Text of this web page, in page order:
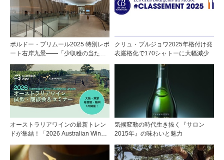
ボルドー・プリムール2025 特別レポ
ート右岸九景――「少収穫の当たり
ンテミリオン 有力9シャトー訪問記
クリュ・ブルジョワ2025年格付け発
表厳格化で170シャトーに大幅減少
オーストラリアワインの最新トレン
ドが集結！「2026 Australian Wine
で開催
気候変動の時代生き抜く『サロン
2015年』の味わいと魅力